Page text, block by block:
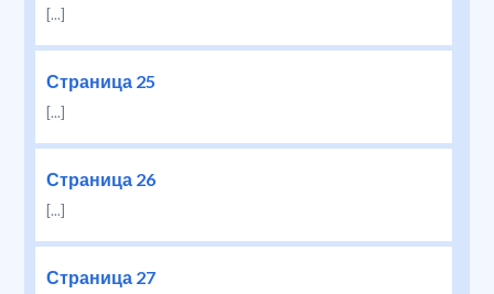
[...]
Страница 25
[...]
Страница 26
[...]
Страница 27